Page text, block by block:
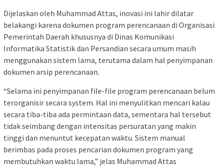
Dijelaskan oleh Muhammad Attas, inovasi ini lahir dilatar
belakangi karena dokumen program perencanaan di Organisasi
Pemerintah Daerah khususnya di Dinas Komunikasi
Informatika Statistik dan Persandian secara umum masih
menggunakan sistem lama, terutama dalam hal penyimpanan
dokumen arsip perencanaan.
“Selama ini penyimpanan file-file program perencanaan belum
terorganisir secara system. Hal ini menyulitkan mencari kalau
secara tiba-tiba ada permintaan data, sementara hal tersebut
tidak seimbang dengan intensitas persuratan yang makin
tinggi dan menuntut kecepatan waktu. Sistem manual
berimbas pada proses pencarian dokumen program yang
membutuhkan waktu lama,” jelas Muhammad Attas